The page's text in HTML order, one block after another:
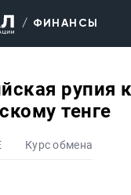
/ ФИНАНСЫ
pупия к
тенге
Курс обмена